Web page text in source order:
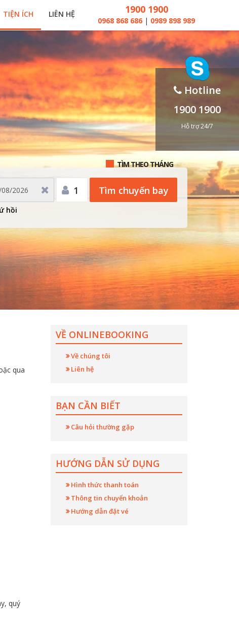
TIỆN ÍCH LIÊN HỆ 1900 1900
0968 868 686 | 0989 898 989
Hotline
1900 1900
Hỗ trợ 24/7
TÌM THEO THÁNG
hồi
1 Tìm chuyến bay
qua
quý
VỀ ONLINEBOOKING
Về chúng tôi
Liên hệ
BẠN CẦN BIẾT
Câu hỏi thường gặp
HƯỚNG DẪN SỬ DỤNG
Hình thức thanh toán
Thông tin chuyển khoản
Hướng dẫn đặt vé